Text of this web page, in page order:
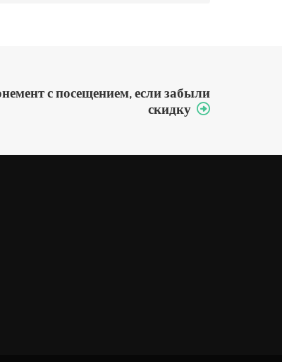
с посещением, если забыли
скидку